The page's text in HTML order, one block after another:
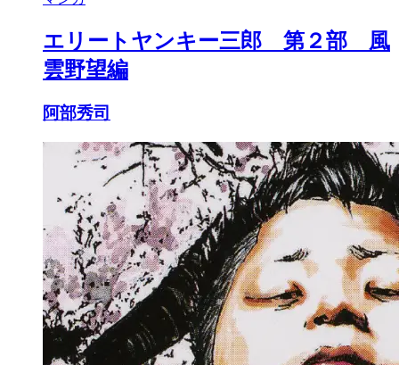
エリートヤンキー三郎 第２部 風
雲野望編
阿部秀司